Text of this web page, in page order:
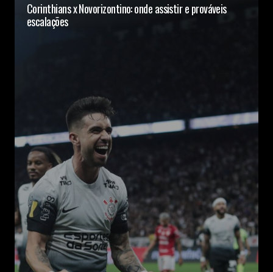
Corinthians x Novorizontino: onde assistir e prováveis
escalações